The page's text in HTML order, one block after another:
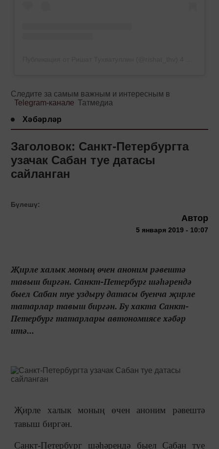
Следите за самым важным и интересным в
Telegram-канале Татмедиа
Хәбәрләр
Заголовок: Санкт-Петербургта
узачак Сабан туе датасы
сайланган
Бүлешү:
Автор
5 января 2019 - 10:07
Җирле халык моның өчен аноним рәвештә
тавыш биргән. Санкт-Петербург шәһәрендә
быел Сабан туе уздыру датасы буенча җирле
татарлар тавыш биргән. Бу хакта Санкт-
Петербург татарлары автономиясе хәбәр
итә...
Җирле халык моның өчен аноним рәвештә
тавыш биргән.
Санкт-Петербург шәһәрендә быел Сабан туе